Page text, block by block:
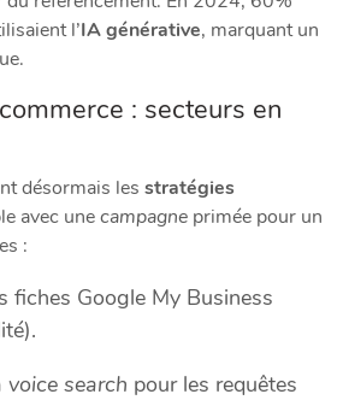
l’IA générative, marquant un
: secteurs en
désormais les stratégies
avec unecampagne primée pour un
:
fiches Google My Business
voice search pour les requêtes